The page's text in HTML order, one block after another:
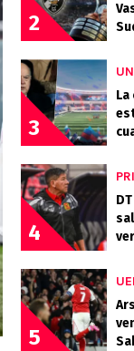
2
3
La
4
5